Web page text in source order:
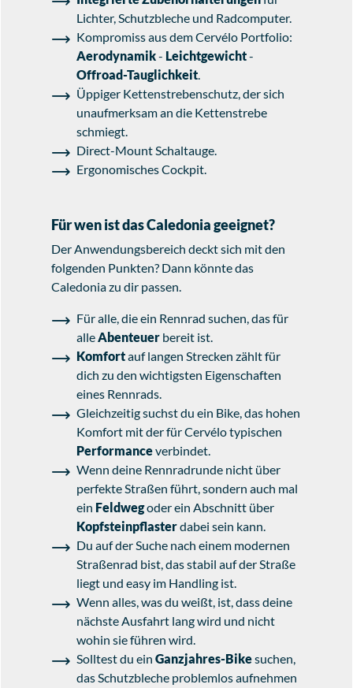
Lichter, Schutzbleche und Radcomputer.
Kompromiss aus dem Cervélo Portfolio:
Aerodynamik- Leichtgewicht-
Offroad-Tauglichkeit.
Üppiger Kettenstrebenschutz, der sich
unaufmerksam an die Kettenstrebe
schmiegt.
Direct-Mount Schaltauge.
Ergonomisches Cockpit.
Für wen ist das Caledonia geeignet?
Der Anwendungsbereich deckt sich mit den
folgenden Punkten? Dann könnte das
Caledonia zu dir passen.
Für alle, die ein Rennrad suchen, das für
alleAbenteuer bereit ist.
Komfortauf langen Strecken zählt für
dich zu den wichtigsten Eigenschaften
eines Rennrads.
Gleichzeitig suchst du ein Bike, das hohen
Komfort mit der für Cervélo typischen
Performanceverbindet.
Wenn deine Rennradrunde nicht über
perfekte Straßen führt, sondern auch mal
ein Feldwegoder ein Abschnitt über
Kopfsteinpflasterdabei sein kann.
Du auf der Suche nach einem modernen
Straßenrad bist, das stabil auf der Straße
liegt und easy im Handling ist.
Wenn alles, was du weißt, ist, dass deine
nächste Ausfahrt lang wird und nicht
wohin sie führen wird.
Solltest du ein Ganzjahres-Bikesuchen,
das Schutzbleche problemlos aufnehmen